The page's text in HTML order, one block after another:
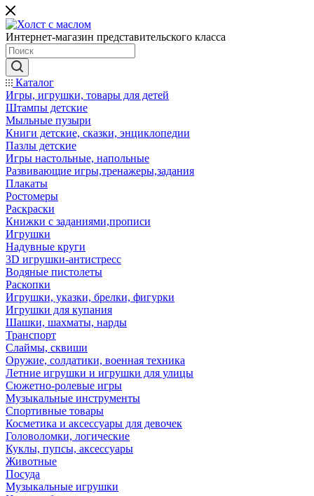
Интернет-магазин представительского класса
Каталог
Игры, игрушки, товары для детей
Штампы детские
Мыльные пузыри
Книги детские, сказки, энциклопедии
Пазлы детские
Игры настольные, напольные
Развивающие игры,тренажеры,задания
Плакаты
Ростомеры
Раскраски
Книжки с заданиями,прописи
Игрушки
Надувные круги
3D игрушки-антистресс
Водяные пистолеты
Раскопки
Игрушки, указки, брелки, фигурки
Игрушки для купания
Шашки, шахматы, нарды
Транспорт
Слаймы, сквиши
Оружие, солдатики, военная техника
Летние игрушки и игрушки для улицы
Сюжетно-ролевые игры
Музыкальные инструменты
Спортивные товары
Косметика и аксессуары для девочек
Головоломки, логические
Куклы, пупсы, аксессуары
Животные
Посуда
Музыкальные игрушки